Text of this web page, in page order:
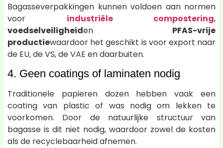
Bagasseverpakkingen kunnen voldoen aan normen
voor industriële compostering,
voedselveiligheiden PFAS-vrije
productiewaardoor het geschikt is voor export naar
de EU, de VS, de VAE en daarbuiten.
4. Geen coatings of laminaten nodig
Traditionele papieren dozen hebben vaak een
coating van plastic of was nodig om lekken te
voorkomen. Door de natuurlijke structuur van
bagasse is dit niet nodig, waardoor zowel de kosten
als de recyclebaarheid afnemen.